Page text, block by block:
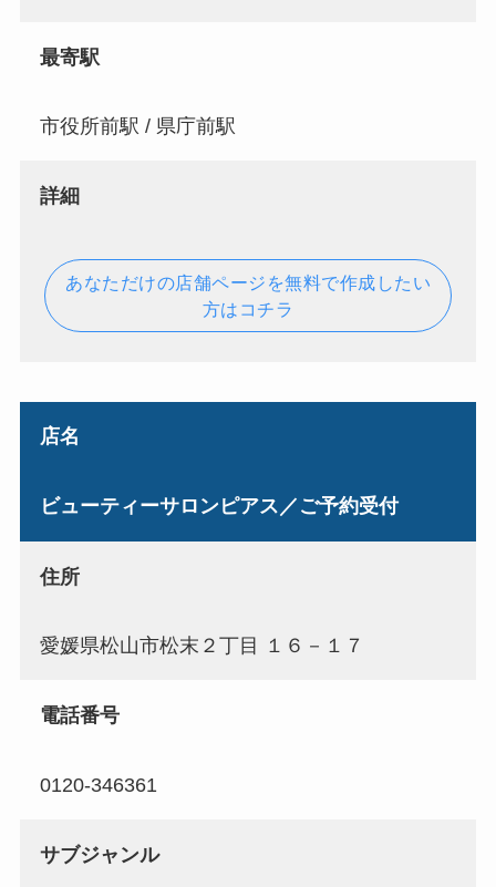
最寄駅
市役所前駅 / 県庁前駅
詳細
あなただけの店舗ページを無料で作成したい
方はコチラ
店名
ビューティーサロンピアス／ご予約受付
住所
愛媛県松山市松末２丁目 １６－１７
電話番号
0120-346361
サブジャンル